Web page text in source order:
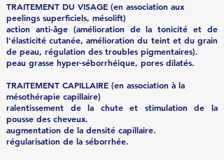
TRAITEMENT DU VISAGE (en association aux
peelings superficiels, mésolift)
action anti-âge (amélioration de la tonicité et de
l'élasticité cutanée, amélioration du teint et du grain
de peau, régulation des troubles pigmentaires).
peau grasse hyper-séborrhéique, pores dilatés.
TRAITEMENT CAPILLAIRE (en association à la
mésothérapie capillaire)
ralentissement de la chute et stimulation de la
pousse des cheveux.
augmentation de la densité capillaire.
régularisation de la séborrhée.